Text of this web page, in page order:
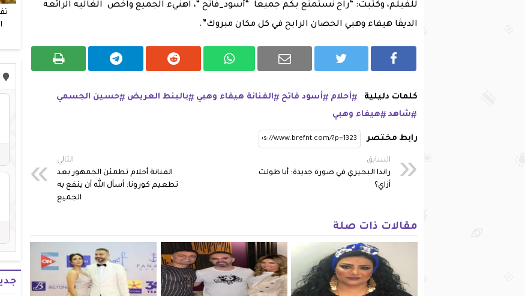
للفيلم، وكتبت: “راح نستمتع بكم جميعاً “أسود_فاتح “، اهنيء الجميع واخص الغاليه الرائعه
الديڤا هيفاء وهبي الحصان الرابح في كل مكان مبروك”.
كلمات دليلية أحلام أسود فاتح الفنانة هيفاء وهبي بالبنط العريض
حسين الجسمي
شاهد
هيفاء وهبي
رابط مختصر
السابق
راندا البحيري في صورة جديدة: أنا طولت
أزاي؟
التالي
الفنانة أحلام تطمئن الجمهور بعد
تطعيم كورونا: أسأل الله أن ينفع به
الجميع
مقالات ذات صلة